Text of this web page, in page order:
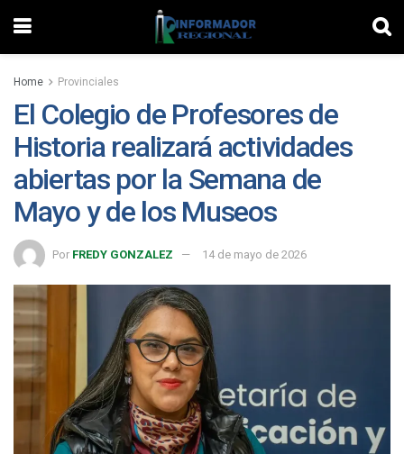
Home Provinciales
El Colegio de Profesores de
Historia realizará actividades
abiertas por la Semana de
Mayo y de los Museos
Por FREDY GONZALEZ 14 de mayo de 2026